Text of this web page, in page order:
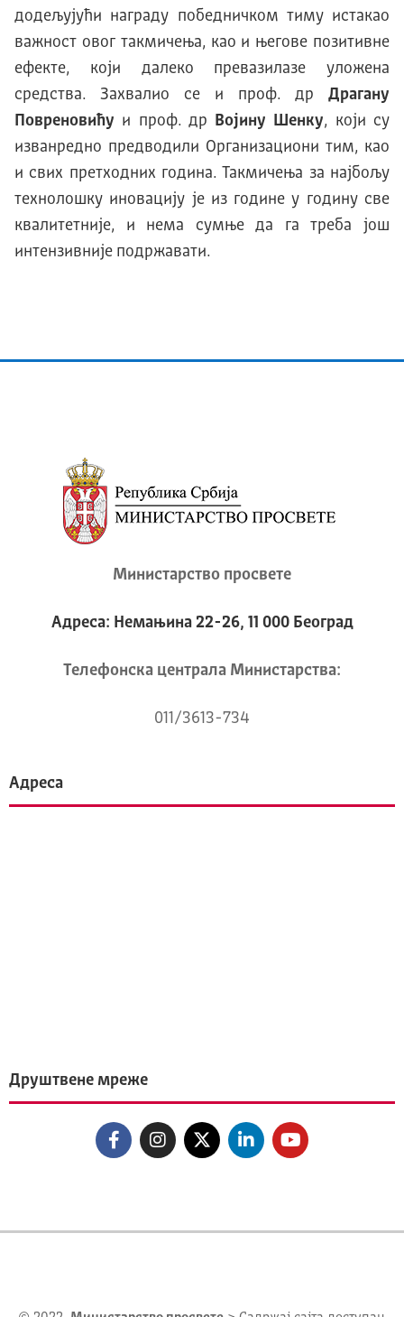
додељујући награду победничком тиму истакао
важност овог такмичења, као и његове позитивне
ефекте, који далеко превазилазе уложена
средства. Захвалио се и проф. др Драгану
Повреновићу и проф. др Војину Шенку, који су
изванредно предводили Организациони тим, као
и свих претходних година. Такмичења за најбољу
технолошку иновацију је из године у годину све
квалитетније, и нема сумње да га треба још
интензивније подржавати.
Министарство просвете
Адреса: Немањина 22-26, 11 000 Београд
Телeфонска централа Mинистарства:
011/3613-734
Адреса
Друштвене мреже